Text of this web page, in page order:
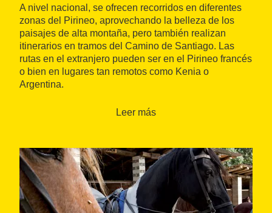
A nivel nacional, se ofrecen recorridos en diferentes
zonas del Pirineo, aprovechando la belleza de los
paisajes de alta montaña, pero también realizan
itinerarios en tramos del Camino de Santiago. Las
rutas en el extranjero pueden ser en el Pirineo francés
o bien en lugares tan remotos como Kenia o
Argentina.
Leer más